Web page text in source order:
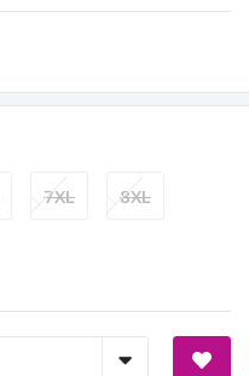
7XL 8XL